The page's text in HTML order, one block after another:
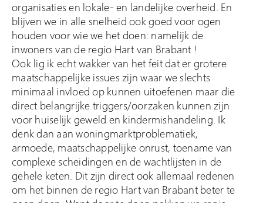
organisaties en lokale- en landelijke overheid. En
blijven we in alle snelheid ook goed voor ogen
houden voor wie we het doen: namelijk de
inwoners van de regio Hart van Brabant !
Ook lig ik echt wakker van het feit dat er grotere
maatschappelijke issues zijn waar we slechts
minimaal invloed op kunnen uitoefenen maar die
direct belangrijke triggers/oorzaken kunnen zijn
voor huiselijk geweld en kindermishandeling. Ik
denk dan aan woningmarktproblematiek,
armoede, maatschappelijke onrust, toename van
complexe scheidingen en de wachtlijsten in de
gehele keten. Dit zijn direct ook allemaal redenen
om het binnen de regio Hart van Brabant beter te